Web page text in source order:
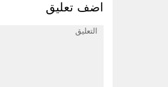
اضف تعليق